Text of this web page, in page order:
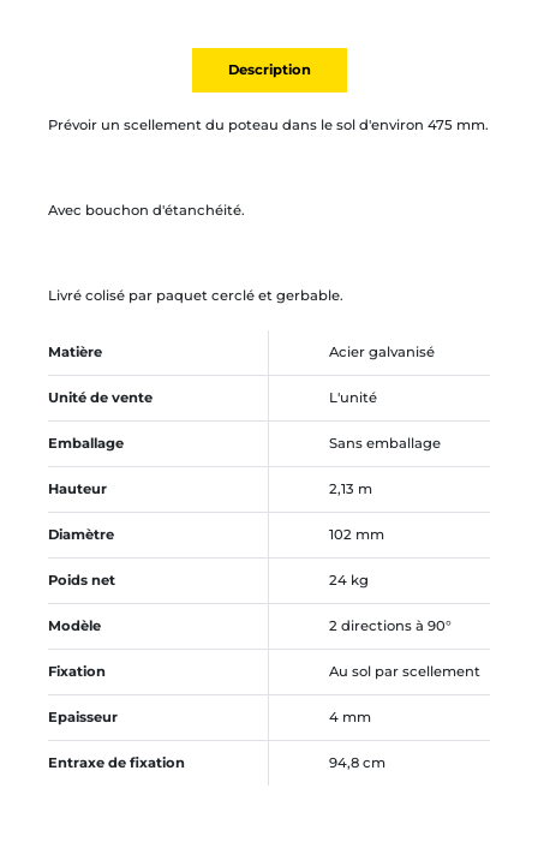
Description
Prévoir un scellement du poteau dans le sol d'environ 475 mm.
Avec bouchon d'étanchéité.
Livré colisé par paquet cerclé et gerbable.
Matière Acier galvanisé
Unité de vente L'unité
Emballage Sans emballage
Hauteur 2,13 m
Diamètre 102 mm
Poids net 24 kg
Modèle 2 directions à 90°
Fixation Au sol par scellement
Epaisseur 4 mm
Entraxe de fixation 94,8 cm